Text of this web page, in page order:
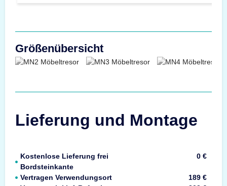
Größenübersicht
Lieferung und Montage
Kostenlose Lieferung frei
Bordsteinkante
0 €
Vertragen Verwendungsort
189 €